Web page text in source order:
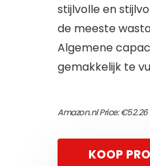
stijlvolle en
de meeste
Algemene
gemakkelijk te
Amazon.nl Price:€52.26
KOOP